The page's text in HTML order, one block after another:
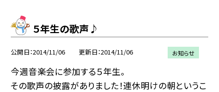
５年生の歌声♪
公開日 2014/11/06 更新日 2014/11/06 お知らせ
今週音楽会に参加する５年生。
その歌声の披露がありました！連休明けの朝というこ